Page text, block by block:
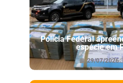
Polícia Federal
espécie em
29/07/2026